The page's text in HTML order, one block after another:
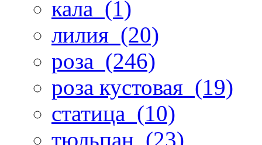
кала (1)
лилия (20)
роза (246)
роза кустовая (19)
статица (10)
тюльпан (23)